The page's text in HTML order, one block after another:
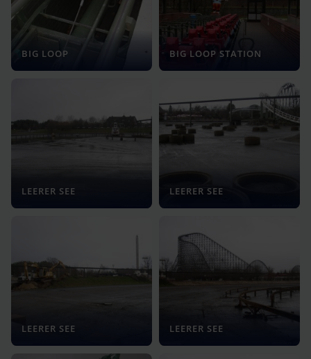
BIG LOOP BIG LOOP STATION
LEERER SEE LEERER SEE
LEERER SEE LEERER SEE